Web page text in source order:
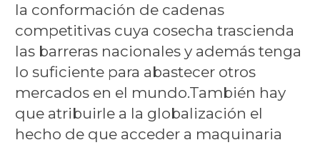
la conformación de cadenas
competitivas cuya cosecha trascienda
las barreras nacionales y además tenga
lo suficiente para abastecer otros
mercados en el mundo.También hay
que atribuirle a la globalización el
hecho de que acceder a maquinaria